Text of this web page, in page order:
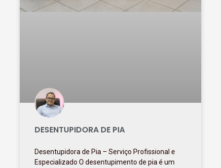
DESENTUPIDORA DE PIA
Desentupidora de Pia – Serviço Profissional e
Especializado O desentupimento de pia é um